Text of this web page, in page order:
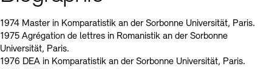
1974 Master in Komparatistik an der Sorbonne Universität, Paris.
1975 Agrégation de lettres in Romanistik an der Sorbonne
Universität, Paris.
1976 DEA in Komparatistik an der Sorbonne Universität, Paris.